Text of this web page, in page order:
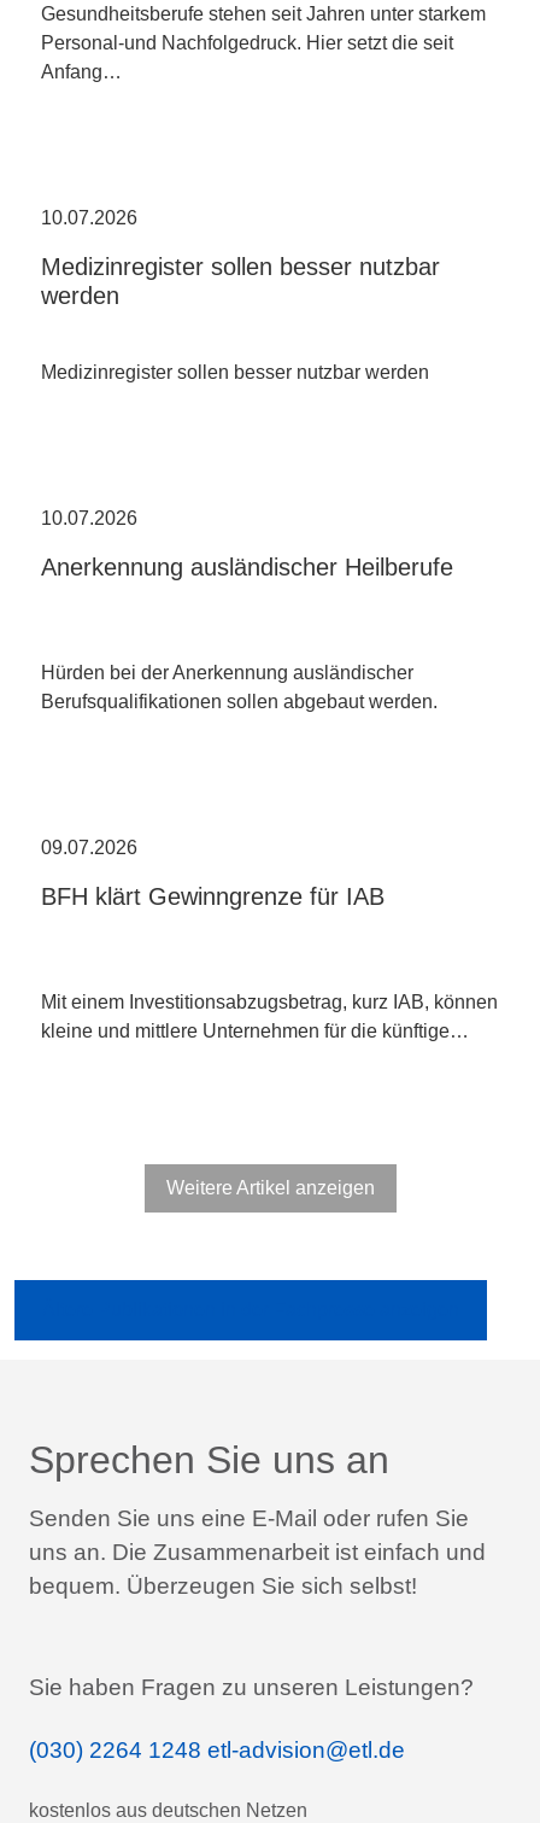
Gesundheitsberufe stehen seit Jahren unter starkem
Personal-und Nachfolgedruck. Hier setzt die seit
Anfang…
10.07.2026
Medizinregister sollen besser nutzbar
werden
Medizinregister sollen besser nutzbar werden
10.07.2026
Anerkennung ausländischer Heilberufe
Hürden bei der Anerkennung ausländischer
Berufsqualifikationen sollen abgebaut werden.
09.07.2026
BFH klärt Gewinngrenze für IAB
Mit einem Investitionsabzugsbetrag, kurz IAB, können
kleine und mittlere Unternehmen für die künftige…
Weitere Artikel anzeigen
Sprechen Sie uns an
Senden Sie uns eine E-Mail oder rufen Sie
uns an. Die Zusammenarbeit ist einfach und
bequem. Überzeugen Sie sich selbst!
Sie haben Fragen zu unseren Leistungen?
(030) 2264 1248 etl-advision@etl.de
kostenlos aus deutschen Netzen